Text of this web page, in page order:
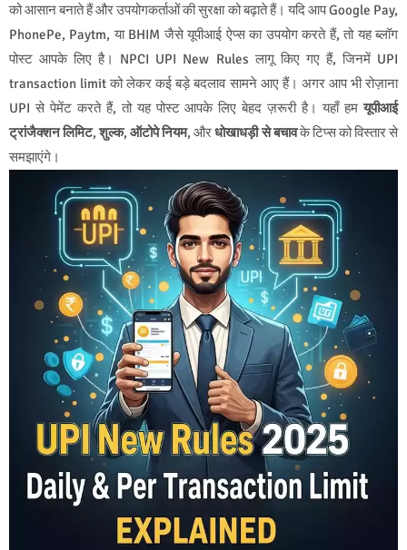
को आसान बनाते हैं और उपयोगकर्ताओं की सुरक्षा को बढ़ाते हैं। यदि आप Google Pay,
PhonePe, Paytm, या BHIM जैसे यूपीआई ऐप्स का उपयोग करते हैं, तो यह ब्लॉग
पोस्ट आपके लिए है। NPCI UPI New Rules लागू किए गए हैं, जिनमें UPI
transaction limit को लेकर कई बड़े बदलाव सामने आए हैं। अगर आप भी रोज़ाना
UPI से पेमेंट करते हैं, तो यह पोस्ट आपके लिए बेहद ज़रूरी है। यहाँ हमयूपीआई
ट्रांजैक्शन लिमिट,शुल्क,ऑटोपे नियम, औरधोखाधड़ी से बचावके टिप्स को विस्तार से
समझाएंगे।